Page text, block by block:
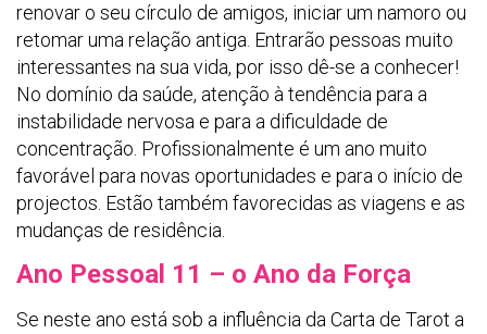
renovar o seu círculo de amigos, iniciar um namoro ou
retomar uma relação antiga. Entrarão pessoas muito
interessantes na sua vida, por isso dê-se a conhecer!
No domínio da saúde, atenção à tendência para a
instabilidade nervosa e para a dificuldade de
concentração. Profissionalmente é um ano muito
favorável para novas oportunidades e para o início de
projectos. Estão também favorecidas as viagens e as
mudanças de residência.
Ano Pessoal 11 – o Ano da Força
Se neste ano está sob a influência da Carta de Tarot a